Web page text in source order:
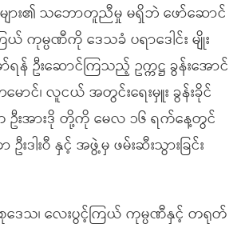
ျား၏ သဘောတူညီမှု မရှိဘဲ ဖော်ဆောင်
ကုမ္ပဏီကို ဒေသခံ ပရာဒေါင်း မျိုး
န် ဦးဆောင်ကြသည့် ဥက္ကဋ္ဌ ခွန်းအောင်
ဘမောင်၊ လူငယ် အတွင်းရေးမှူး ခွန်းခိုင်
ဦးအားဒို တို့ကို မေလ ၁၆ ရက်နေ့တွင်
ဒါးဝီ နှင့် အဖွဲ့မှ ဖမ်းဆီးသွားခြင်း
ယ်စုဒေသ၊ လေးပွင့်ကြယ် ကုမ္ပဏီနှင့် တရုတ်